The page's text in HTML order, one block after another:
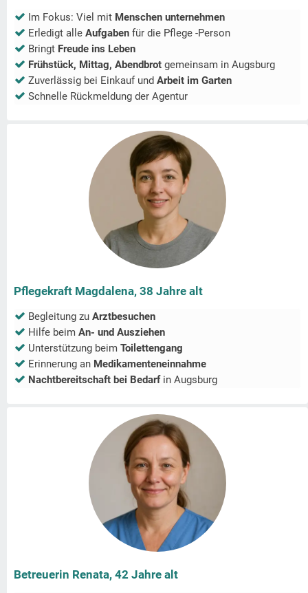
Im Fokus: Viel mit Menschen unternehmen
Erledigt alle Aufgaben für die Pflege -Person
Bringt Freude ins Leben
Frühstück, Mittag, Abendbrot gemeinsam in Augsburg
Zuverlässig bei Einkauf und Arbeit im Garten
Schnelle Rückmeldung der Agentur
Pflegekraft Magdalena, 38 Jahre alt
Begleitung zu Arztbesuchen
Hilfe beim An- und Ausziehen
Unterstützung beim Toilettengang
Erinnerung an Medikamenteneinnahme
Nachtbereitschaft bei Bedarfin Augsburg
Betreuerin Renata, 42 Jahre alt